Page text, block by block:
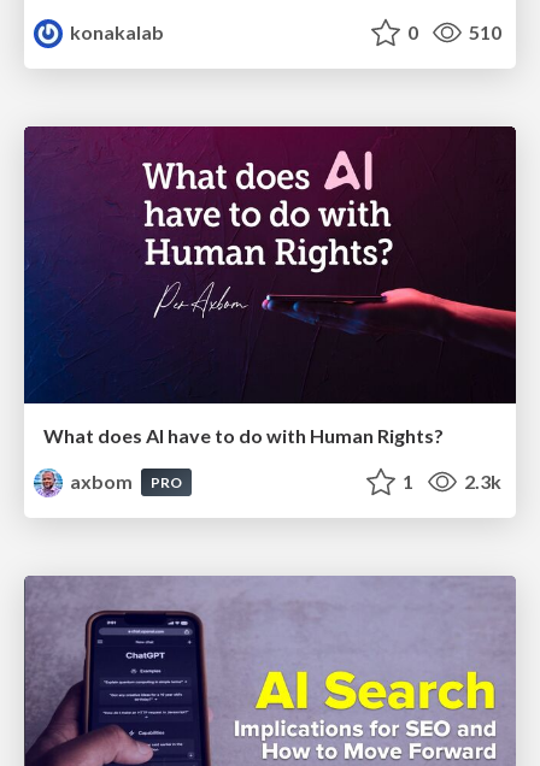
konakalab
0 510
What does AI have to do with Human Rights?
axbom
PRO 1 2.3k